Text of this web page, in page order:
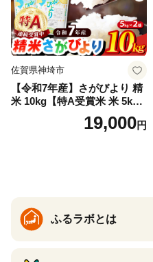
佐賀県神埼市
【令和7年産】さがびより 精
米 10kg【特A受賞米 米 5kg×
2袋 お米 コメ こめ 国産 美味
しい ブランド米 人気 ランキ
19,000円
ふるラボとは